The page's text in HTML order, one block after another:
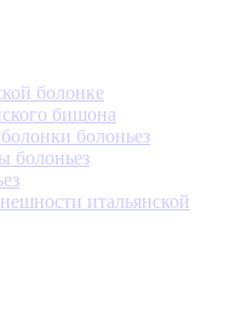
болонке
бишона
болоньез
болоньез
итальянской